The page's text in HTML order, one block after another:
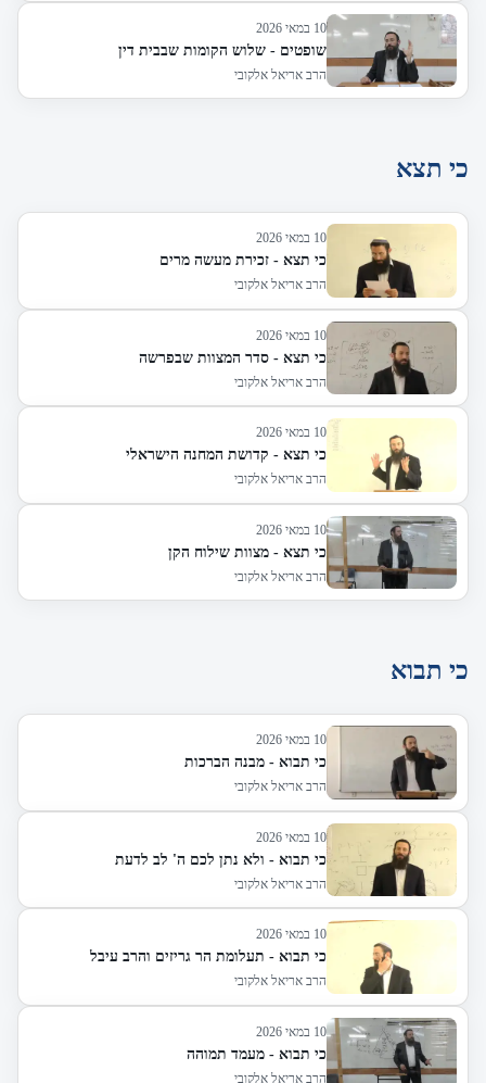
10 במאי 2026
שופטים - שלוש הקומות שבבית דין
הרב אריאל אלקובי
כי תצא
10 במאי 2026
כי תצא - זכירת מעשה מרים
הרב אריאל אלקובי
10 במאי 2026
כי תצא - סדר המצוות שבפרשה
הרב אריאל אלקובי
10 במאי 2026
כי תצא - קדושת המחנה הישראלי
הרב אריאל אלקובי
10 במאי 2026
כי תצא - מצוות שילוח הקן
הרב אריאל אלקובי
כי תבוא
10 במאי 2026
כי תבוא - מבנה הברכות
הרב אריאל אלקובי
10 במאי 2026
כי תבוא - ולא נתן לכם ה' לב לדעת
הרב אריאל אלקובי
10 במאי 2026
כי תבוא - תעלומת הר גריזים והרב עיבל
הרב אריאל אלקובי
10 במאי 2026
כי תבוא - מעמד תמוהה
הרב אריאל אלקובי